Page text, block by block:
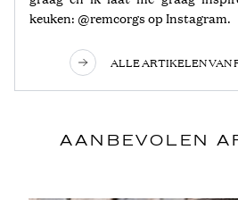
keuken: @remcorgs op Instagram.
ALLE ARTIKELEN VAN
AANBEVOLEN